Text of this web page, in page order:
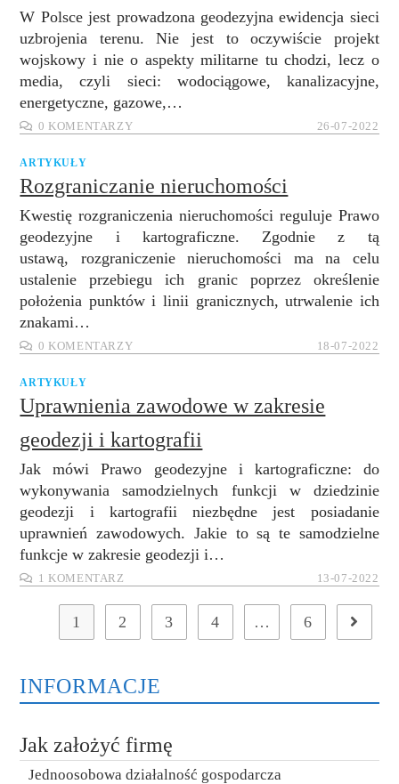
W Polsce jest prowadzona geodezyjna ewidencja sieci
uzbrojenia terenu. Nie jest to oczywiście projekt
wojskowy i nie o aspekty militarne tu chodzi, lecz o
media, czyli sieci: wodociągowe, kanalizacyjne,
energetyczne, gazowe,…
0 KOMENTARZY 26-07-2022
ARTYKUŁY
Rozgraniczanie nieruchomości
Kwestię rozgraniczenia nieruchomości reguluje Prawo
geodezyjne i kartograficzne. Zgodnie z tą
ustawą, rozgraniczenie nieruchomości ma na celu
ustalenie przebiegu ich granic poprzez określenie
położenia punktów i linii granicznych, utrwalenie ich
znakami…
0 KOMENTARZY 18-07-2022
ARTYKUŁY
Uprawnienia zawodowe w zakresie
geodezji i kartografii
Jak mówi Prawo geodezyjne i kartograficzne: do
wykonywania samodzielnych funkcji w dziedzinie
geodezji i kartografii niezbędne jest posiadanie
uprawnień zawodowych. Jakie to są te samodzielne
funkcje w zakresie geodezji i…
1 KOMENTARZ 13-07-2022
1 2 3 4 … 6 Go to
INFORMACJE
Jak założyć firmę
Jednoosobowa działalność gospodarcza